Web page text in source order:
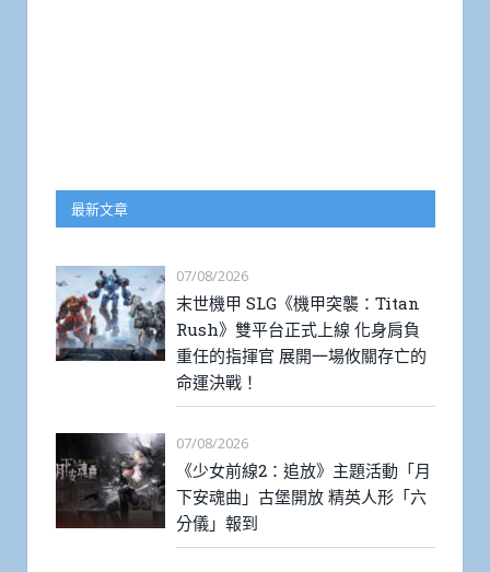
最新文章
07/08/2026
末世機甲 SLG《機甲突襲：Titan
Rush》雙平台正式上線 化身肩負
重任的指揮官 展開一場攸關存亡的
命運決戰！
07/08/2026
《少女前線2：追放》主題活動「月
下安魂曲」古堡開放 精英人形「六
分儀」報到